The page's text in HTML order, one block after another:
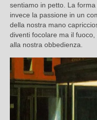
sentiamo in petto. La
invece la passione in un
della nostra mano
diventi focolare ma il
alla nostra obbedienza.